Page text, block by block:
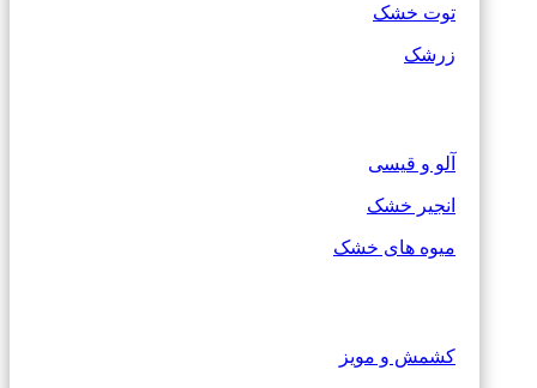
توت خشک
زرشک
آلو و قیسی
انجیر خشک
میوه های خشک
کشمش و مویز